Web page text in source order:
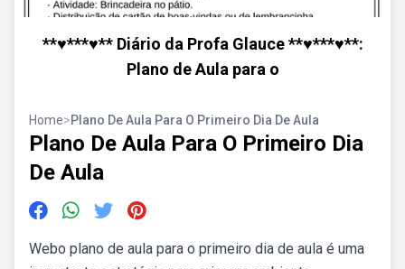
**♥***♥** Diário da Profa Glauce **♥***♥**:
Plano de Aula para o
Home>Plano De Aula Para O Primeiro Dia De Aula
Plano De Aula Para O Primeiro Dia
De Aula
Webo plano de aula para o primeiro dia de aula é uma